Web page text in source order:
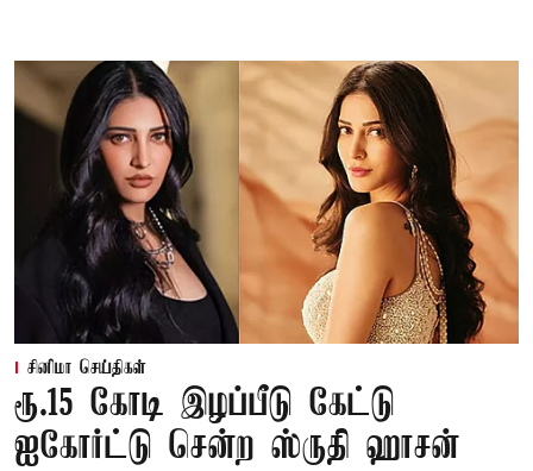
சினிமா செய்திகள்
ரூ.15 கோடி இழப்பீடு கேட்டு
ஐகோர்ட்டு சென்ற ஸ்ருதி ஹாசன்